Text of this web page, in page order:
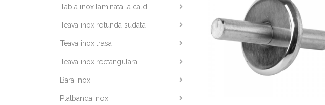
Tabla inox laminata la cald
Teava inox rotunda sudata
Teava inox trasa
Teava inox rectangulara
Bara inox
Platbanda inox